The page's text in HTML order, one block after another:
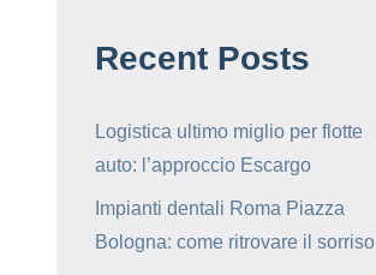
Recent Posts
Logistica ultimo miglio per flotte
auto: l’approccio Escargo
Impianti dentali Roma Piazza
Bologna: come ritrovare il sorriso